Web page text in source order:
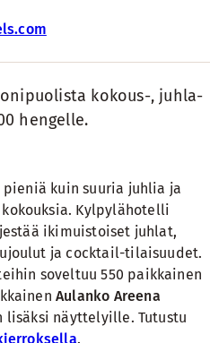
kokous-, juhla-
hengelle.
kuin suuria juhlia ja
Kylpylähotelli
ikimuistoiset juhlat,
ja cocktail-tilaisuudet.
soveltuu 550 paikkainen
Aulanko Areena
näyttelyille. Tutustu
.